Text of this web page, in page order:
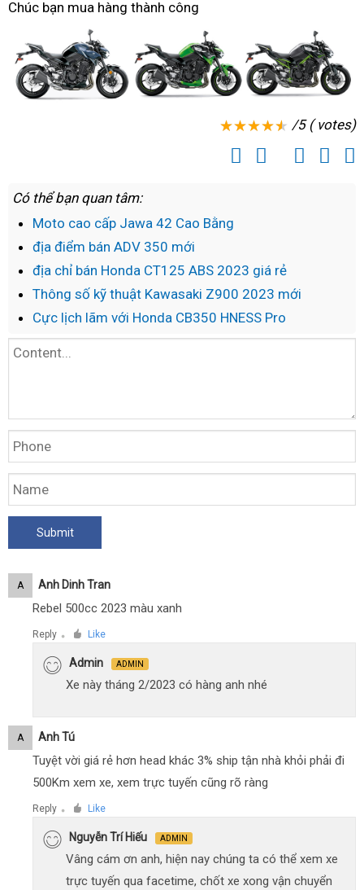
Chúc bạn mua hàng thành công
/5 ( votes)
Có thể bạn quan tâm:
Moto cao cấp Jawa 42 Cao Bằng
địa điểm bán ADV 350 mới
địa chỉ bán Honda CT125 ABS 2023 giá rẻ
Thông số kỹ thuật Kawasaki Z900 2023 mới
Cực lịch lãm với Honda CB350 HNESS Pro
A Anh Dinh Tran
Rebel 500cc 2023 màu xanh
Reply ● Like
Admin ADMIN
Xe này tháng 2/2023 có hàng anh nhé
A Anh Tú
Tuyệt vời giá rẻ hơn head khác 3% ship tận nhà khỏi phải đi
500Km xem xe, xem trực tuyến cũng rõ ràng
Reply ● Like
Nguyễn Trí Hiếu ADMIN
Vâng cám ơn anh, hiện nay chúng ta có thể xem xe
trực tuyến qua facetime, chốt xe xong vận chuyển